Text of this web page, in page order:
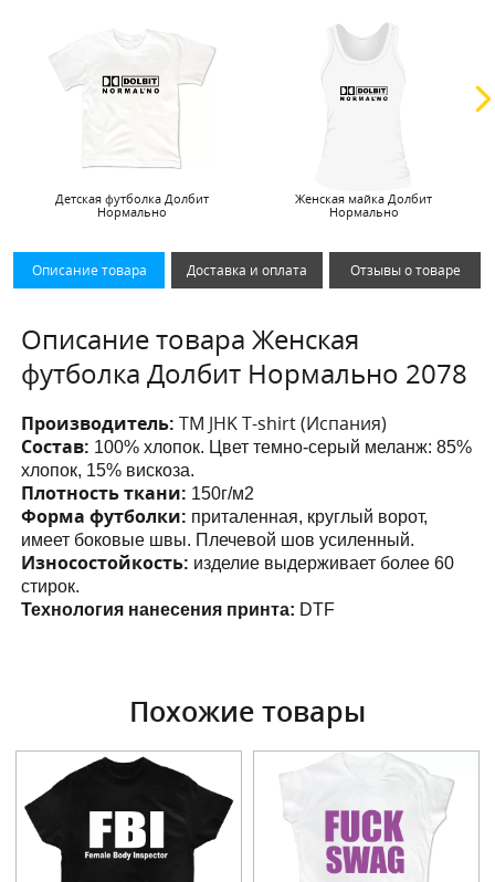
Детская футболка Долбит
Нормально
Женская майка Долбит
Нормально
Описание товара Доставка и оплата Отзывы о товаре
Описание товара Женская
футболка Долбит Нормально 2078
Производитель:ТМ JHK T-shirt (Испания)
Состав: 100% хлопок. Цвет темно-серый меланж: 85%
хлопок, 15% вискоза.
Плотность ткани: 150г/м2
Форма футболки: приталенная, круглый ворот,
имеет боковые швы. Плечевой шов усиленный.
Износостойкость: изделие выдерживает более 60
стирок.
Технология нанесения принта: DTF
Похожие товары